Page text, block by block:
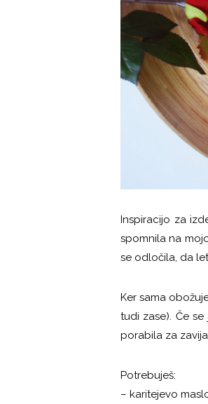
Inspiracijo za
spomnila na
se odločila, da
Ker sama
tudi zase). Če
porabila za
Potrebuješ:
– karitejevo